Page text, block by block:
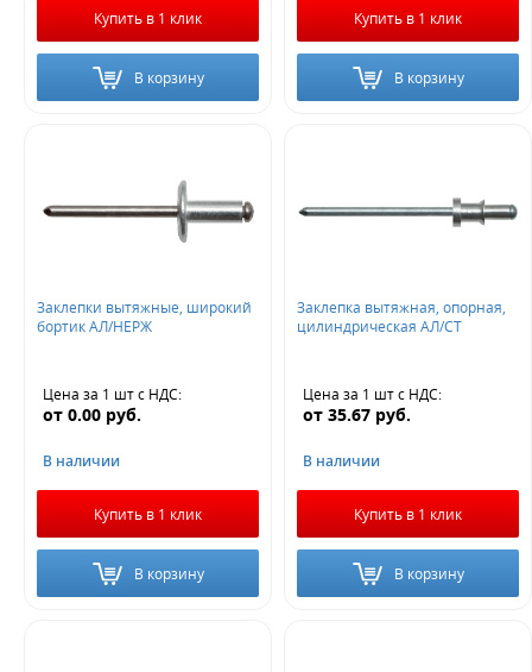
Купить в 1 клик
В корзину
Купить в 1 клик
В корзину
Заклепки вытяжные, широкий
бортик АЛ/НЕРЖ
Цена за 1 штс НДС:
от 0.00 руб.
В наличии
Купить в 1 клик
В корзину
Заклепка вытяжная, опорная,
цилиндрическая АЛ/СТ
Цена за 1 штс НДС:
от 35.67 руб.
В наличии
Купить в 1 клик
В корзину